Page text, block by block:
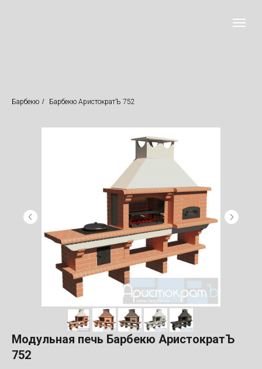
Барбекю / Барбекю АристократЪ 752
Модульная печь Барбекю АристократЪ
752